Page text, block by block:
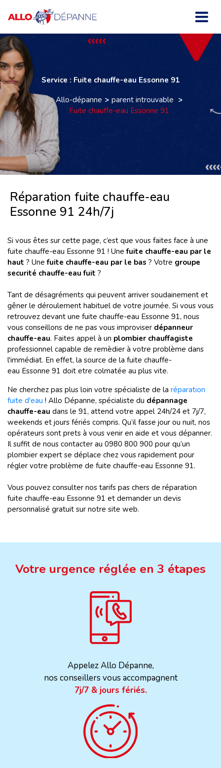
Service : Fuite chauffe-eau Essonne 91
Allo-dépanne
parent introuvable
Fuite chauffe-eau Essonne 91
Réparation fuite chauffe-eau
Essonne 91 24h/7j
Si vous êtes sur cette page, c’est que vous faites face à une
fuite chauffe-eau Essonne 91 ! Unefuite chauffe-eau par le
haut ? Unefuite chauffe-eau par le bas ? Votre groupe
securité chauffe-eau fuit ?
Tant de désagréments qui peuvent arriver soudainement et
gêner le déroulement habituel de votre journée. Si vous vous
retrouvez devant une fuite chauffe-eau Essonne 91, nous
vous conseillons de ne pas vous improviser dépanneur
chauffe-eau. Faites appel à un plombier chauffagiste
professionnel capable de remèdier à votre problème dans
l'immédiat. En effet, la source de la fuite chauffe-
eau Essonne 91 doit etre colmatée au plus vite.
Ne cherchez pas plus loin votre spécialiste de la réparation
fuite d'eau ! Allo Dépanne, spécialiste du dépannage
chauffe-eau dans le 91, attend votre appel 24h/24 et 7j/7,
weekends et jours fériés compris. Qu’il fasse jour ou nuit, nos
opérateurs sont prets à vous venir en aide et vous dépanner.
Il suffit de nous contacter au 0980 800 900 pour qu’un
plombier expert se déplace chez vous rapidement pour
régler votre problème de fuite chauffe-eau Essonne 91.
Vous pouvez consulter nos tarifs pas chers de réparation
fuite chauffe-eau Essonne 91 et demander un devis
personnalisé gratuit sur notre site web.
Votre urgence réglée en 3 étapes
Appelez Allo Dépanne,
nos conseillers vous accompagnent
7j/7 & jours fériés.